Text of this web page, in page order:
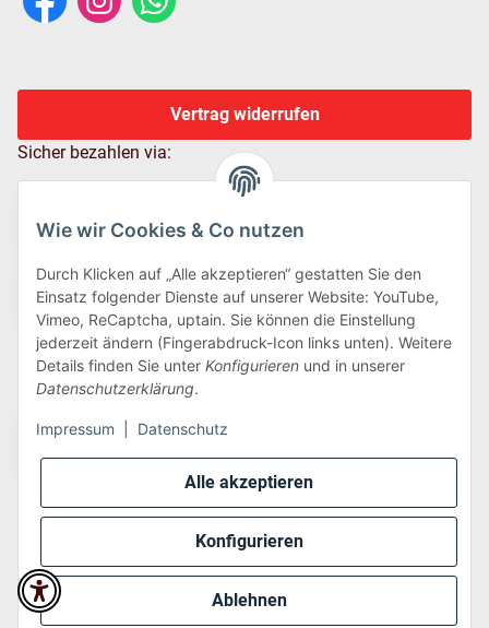
Alle akzeptieren
Konfigurieren
Ablehnen
Wie wir Cookies & Co nutzen
Durch Klicken auf „Alle akzeptieren“ gestatten Sie den
Einsatz folgender Dienste auf unserer Website: YouTube,
Vimeo, ReCaptcha, uptain. Sie können die Einstellung
jederzeit ändern (Fingerabdruck-Icon links unten). Weitere
Details finden Sie unter Konfigurieren und in unserer
Datenschutzerklärung.
Impressum Datenschutz
Vertrag widerrufen
Sicher bezahlen via:
Wir versenden via:
* Alle Preise inkl. gesetzlicher USt., zzgl.Versand
Perfected byDreizack Medien